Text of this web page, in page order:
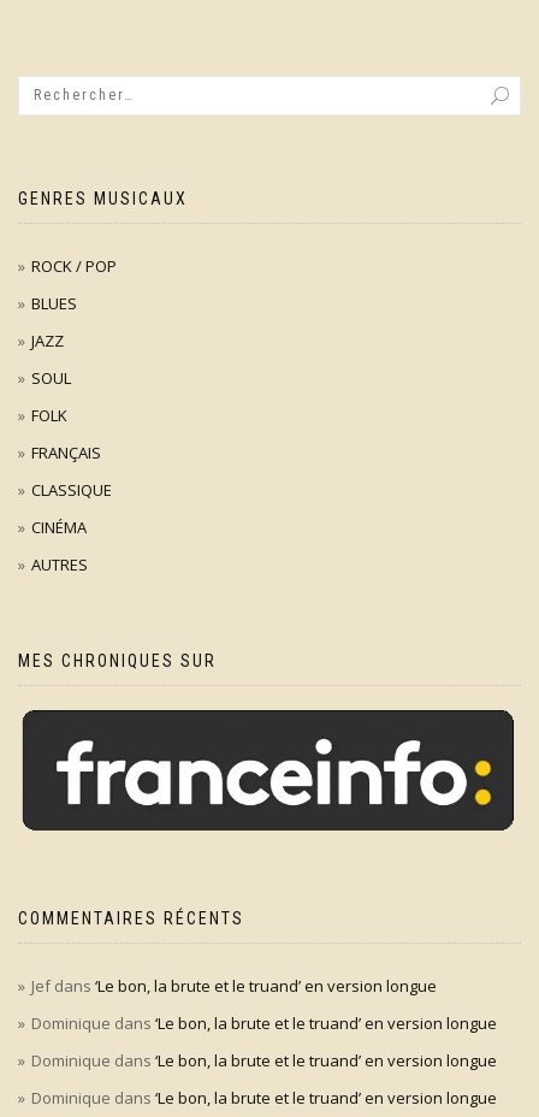
GENRES MUSICAUX
ROCK / POP
BLUES
JAZZ
SOUL
FOLK
FRANÇAIS
CLASSIQUE
CINÉMA
AUTRES
MES CHRONIQUES SUR
COMMENTAIRES RÉCENTS
Jefdans ‘Le bon, la brute et le truand’ en version longue
Dominique dans ‘Le bon, la brute et le truand’ en version longue
Dominique dans ‘Le bon, la brute et le truand’ en version longue
Dominique dans ‘Le bon, la brute et le truand’ en version longue